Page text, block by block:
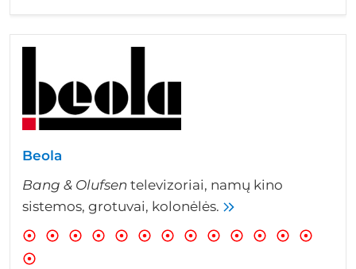
Beola
Bang & Olufsen televizoriai, namų kino
sistemos, grotuvai, kolonėlės.